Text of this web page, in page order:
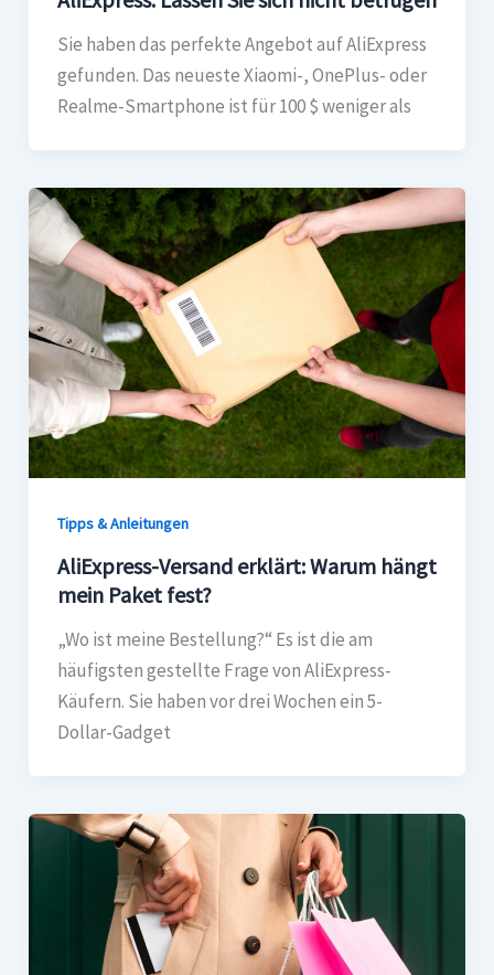
Sie haben das perfekte Angebot auf AliExpress
gefunden. Das neueste Xiaomi-, OnePlus- oder
Realme-Smartphone ist für 100 $ weniger als
Tipps & Anleitungen
AliExpress-Versand erklärt: Warum hängt
mein Paket fest?
„Wo ist meine Bestellung?“ Es ist die am
häufigsten gestellte Frage von AliExpress-
Käufern. Sie haben vor drei Wochen ein 5-
Dollar-Gadget